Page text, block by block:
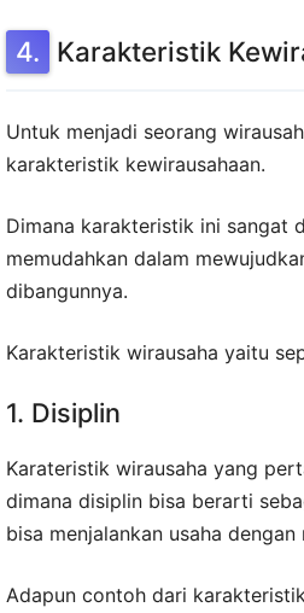
Karakteristik
Untuk menjadi seorang
karakteristik kewirausahaan.
Dimana karakteristik ini sangat
memudahkan dalam
dibangunnya.
Karakteristik wirausaha yaitu
1. Disiplin
Karateristik wirausaha yang
dimana disiplin bisa berarti
bisa menjalankan usaha dengan
Adapun contoh dari